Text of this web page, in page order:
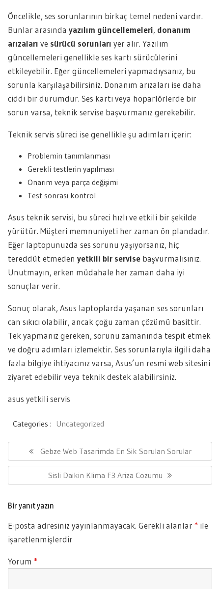
Öncelikle, ses sorunlarının birkaç temel nedeni vardır.
Bunlar arasında yazılım güncellemeleri, donanım
arızaları ve sürücü sorunları yer alır. Yazılım
güncellemeleri genellikle ses kartı sürücülerini
etkileyebilir. Eğer güncellemeleri yapmadıysanız, bu
sorunla karşılaşabilirsiniz. Donanım arızaları ise daha
ciddi bir durumdur. Ses kartı veya hoparlörlerde bir
sorun varsa, teknik servise başvurmanız gerekebilir.
Teknik servis süreci ise genellikle şu adımları içerir:
Problemin tanımlanması
Gerekli testlerin yapılması
Onarım veya parça değişimi
Test sonrası kontrol
Asus teknik servisi, bu süreci hızlı ve etkili bir şekilde
yürütür. Müşteri memnuniyeti her zaman ön plandadır.
Eğer laptopunuzda ses sorunu yaşıyorsanız, hiç
tereddüt etmeden yetkili bir servise başvurmalısınız.
Unutmayın, erken müdahale her zaman daha iyi
sonuçlar verir.
Sonuç olarak, Asus laptoplarda yaşanan ses sorunları
can sıkıcı olabilir, ancak çoğu zaman çözümü basittir.
Tek yapmanız gereken, sorunu zamanında tespit etmek
ve doğru adımları izlemektir. Ses sorunlarıyla ilgili daha
fazla bilgiye ihtiyacınız varsa, Asus’un resmi web sitesini
ziyaret edebilir veya teknik destek alabilirsiniz.
asus yetkili servis
Categories : Uncategorized
gezinmesiPrevious
Post:
Gebze Web Tasarimda En Sik Sorulan Sorular
Next
Post:
Sisli Daikin Klima F3 Ariza Cozumu
Bir yanıt yazın
E-posta adresiniz yayınlanmayacak. Gerekli alanlar * ile
işaretlenmişlerdir
Yorum *